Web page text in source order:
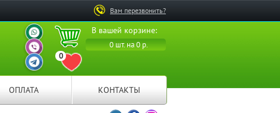
Вам перезвонить?
В вашей корзине:
0 шт. на 0 р.
0
ПЕРЕЙТИ В ИЗБРАННОЕ
ВАШ ПЕРСОНАЛЬНЫЙ
МЕНЕДЖЕР
ВАШ ПЕРСОНАЛЬНЫЙ
МЕНЕДЖЕР
ВАШ ПЕРСОНАЛЬНЫЙ
МЕНЕДЖЕР
ОПЛАТА КОНТАКТЫ